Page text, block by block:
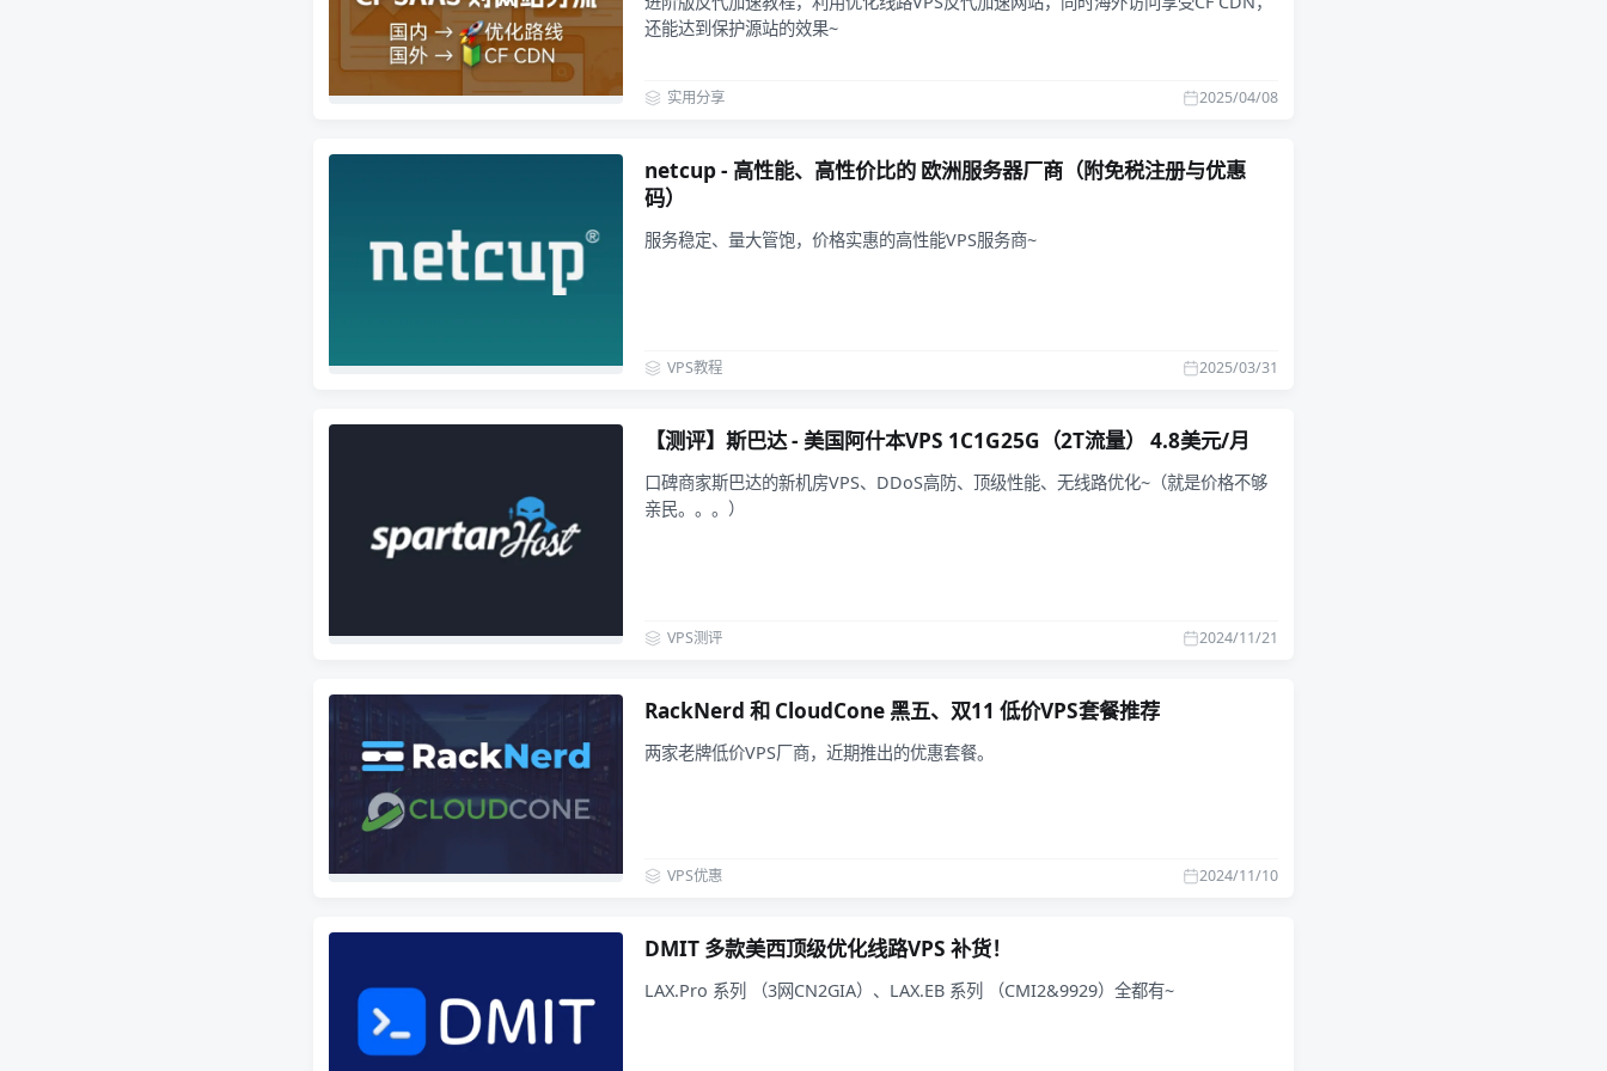
还能达到保护源站的效果~
2025/04/08
实用分享
netcup - 高性能、高性价比的 欧洲服务器厂商（附免税注册与优惠
码）
服务稳定、量大管饱，价格实惠的高性能VPS服务商~
2025/03/31
VPS教程
【测评】斯巴达 - 美国阿什本VPS 1C1G25G（2T流量） 4.8美元/月
口碑商家斯巴达的新机房VPS、DDoS高防、顶级性能、无线路优化~（就是价格不够
亲民。。。）
2024/11/21
VPS测评
RackNerd 和 CloudCone 黑五、双11 低价VPS套餐推荐
两家老牌低价VPS厂商，近期推出的优惠套餐。
2024/11/10
VPS优惠
DMIT 多款美西顶级优化线路VPS 补货！
LAX.Pro 系列 （3网CN2GIA）、LAX.EB 系列 （CMI2&9929）全都有~